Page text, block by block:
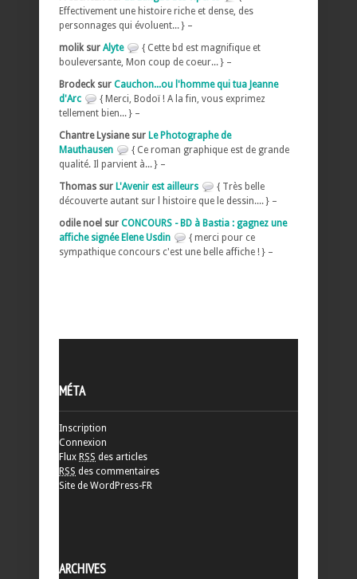
Effectivement une histoire riche et dense, des
personnages qui évoluent... } –
molik sur Alyte
{ Cette bd est magnifique et
bouleversante, Mon coup de coeur... } –
Brodeck sur Cauchon...ou l'homme qui tua Jeanne
d'Arc
{ Merci, Bodoï ! A la fin, vous exprimez
tellement bien... } –
Chantre Lysiane sur Le Photographe de
Mauthausen
{ Ce roman graphique est de grande
qualité. Il parvient à... } –
Thomas sur L'Avenir est ailleurs
{ Très belle
découverte autant sur l histoire que le dessin.... } –
odile noel sur CONCOURS - BD à Bastia : gagnez une
affiche signée Elene Usdin
{ merci pour ce
sympathique concours c'est une belle affiche ! } –
MÉTA
Inscription
Connexion
Flux RSS des articles
RSS des commentaires
Site de WordPress-FR
ARCHIVES